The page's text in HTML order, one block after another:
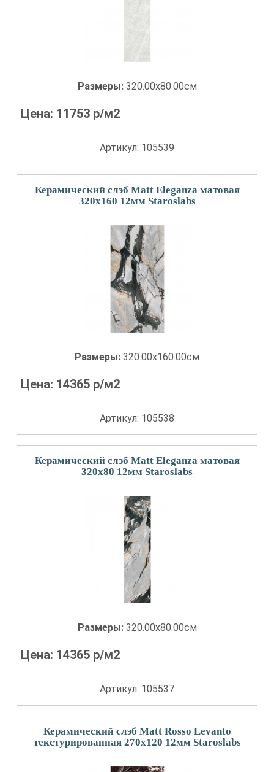
Размеры: 320.00x80.00см
Цена: 11753 р/м2
Артикул: 105539
Керамический слэб Matt Eleganza матовая
320x160 12мм Staroslabs
Размеры: 320.00x160.00см
Цена: 14365 р/м2
Артикул: 105538
Керамический слэб Matt Eleganza матовая
320x80 12мм Staroslabs
Размеры: 320.00x80.00см
Цена: 14365 р/м2
Артикул: 105537
Керамический слэб Matt Rosso Levanto
текстурированная 270x120 12мм Staroslabs